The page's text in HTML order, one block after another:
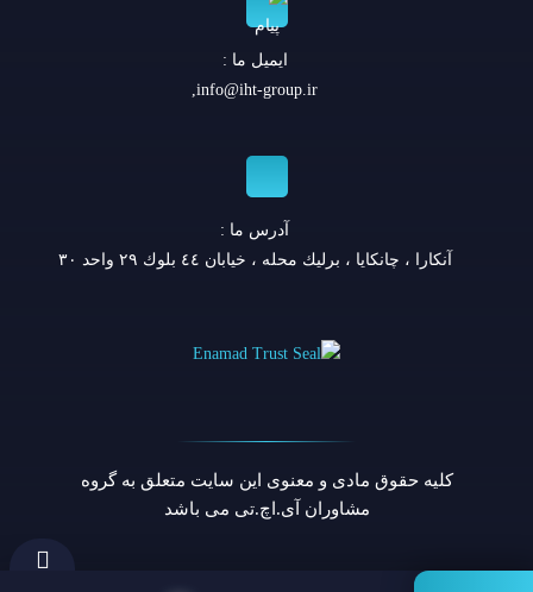
ایمیل ما :
info@iht-group.ir
,
آدرس ما :
آنكارا ، چانكايا ، برليك محله ، خيابان ٤٤ بلوك ٢٩ واحد ٣٠
کلیه حقوق مادی و معنوی این سایت متعلق به گروه
مشاوران آی.اچ.تی می باشد